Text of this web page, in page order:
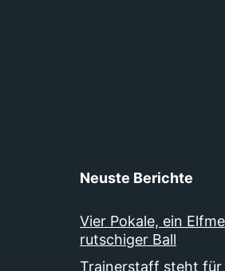
Neuste Berichte
Vier Pokale, ein
rutschiger Ball
Trainerstaff steht für